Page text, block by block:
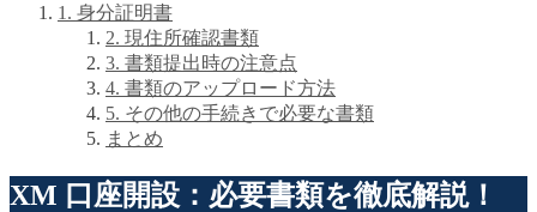
1. 身分証明書
2. 現住所確認書類
3. 書類提出時の注意点
4. 書類のアップロード方法
5. その他の手続きで必要な書類
まとめ
XM 口座開設：必要書類を徹底解説！